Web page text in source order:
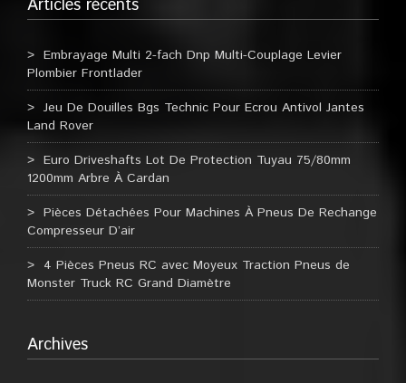
Articles récents
Embrayage Multi 2-fach Dnp Multi-Couplage Levier
Plombier Frontlader
Jeu De Douilles Bgs Technic Pour Ecrou Antivol Jantes
Land Rover
Euro Driveshafts Lot De Protection Tuyau 75/80mm
1200mm Arbre À Cardan
Pièces Détachées Pour Machines À Pneus De Rechange
Compresseur D’air
4 Pièces Pneus RC avec Moyeux Traction Pneus de
Monster Truck RC Grand Diamètre
Archives